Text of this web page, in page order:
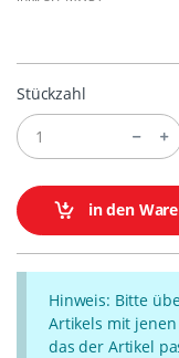
Stückzahl
in den
Hinweis: Bitte
Artikels mit
das der Artikel